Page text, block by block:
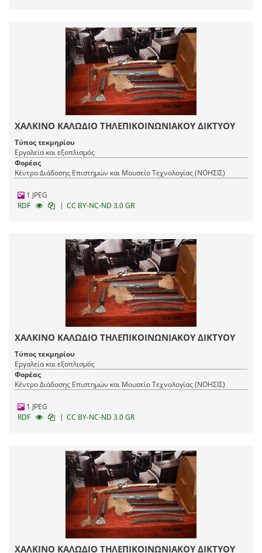
ΧΑΛΚΙΝΟ ΚΑΛΩΔΙΟ ΤΗΛΕΠΙΚΟΙΝΩΝΙΑΚΟΥ ΔΙΚΤΥΟΥ
Τύπος τεκμηρίου
Εργαλεία και εξοπλισμός
Φορέας
Κέντρο Διάδοσης Επιστημών και Μουσείο Τεχνολογίας (ΝΟΗΣΙΣ)
1 JPEG
RDF
| CC BY-NC-ND 3.0 GR
ΧΑΛΚΙΝΟ ΚΑΛΩΔΙΟ ΤΗΛΕΠΙΚΟΙΝΩΝΙΑΚΟΥ ΔΙΚΤΥΟΥ
Τύπος τεκμηρίου
Εργαλεία και εξοπλισμός
Φορέας
Κέντρο Διάδοσης Επιστημών και Μουσείο Τεχνολογίας (ΝΟΗΣΙΣ)
1 JPEG
RDF
| CC BY-NC-ND 3.0 GR
ΧΑΛΚΙΝΟ ΚΑΛΩΔΙΟ ΤΗΛΕΠΙΚΟΙΝΩΝΙΑΚΟΥ ΔΙΚΤΥΟΥ